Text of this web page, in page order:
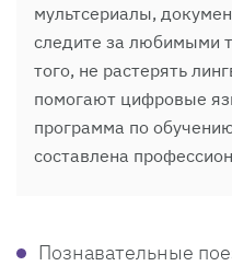
мультсериалы,
следите за любимыми
того, не растерять
помогают цифровые
программа по
составлена
Познавательные